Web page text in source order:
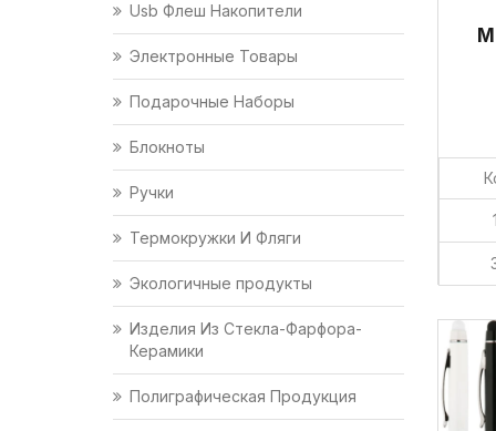
Usb Флеш Накопители
Электронные Товары
Подарочные Наборы
Блокноты
Ручки
Термокружки И Фляги
Экологичные продукты
Изделия Из Стекла-Фарфора-
Керамики
Полиграфическая Продукция